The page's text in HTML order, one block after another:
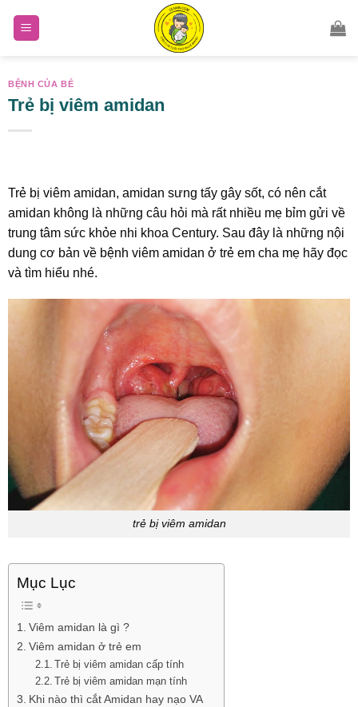
BỆNH CỦA BÉ
Trẻ bị viêm amidan
Trẻ bị viêm amidan, amidan sưng tấy gây sốt, có nên cắt
amidan không là những câu hỏi mà rất nhiều mẹ bỉm gửi về
trung tâm sức khỏe nhi khoa Century. Sau đây là những nội
dung cơ bản về bệnh viêm amidan ở trẻ em cha mẹ hãy đọc
và tìm hiểu nhé.
trẻ bị viêm amidan
Mục Lục
Viêm amidan là gì ?
Viêm amidan ở trẻ em
Trẻ bị viêm amidan cấp tính
Trẻ bị viêm amidan mạn tính
Khi nào thì cắt Amidan hay nạo VA